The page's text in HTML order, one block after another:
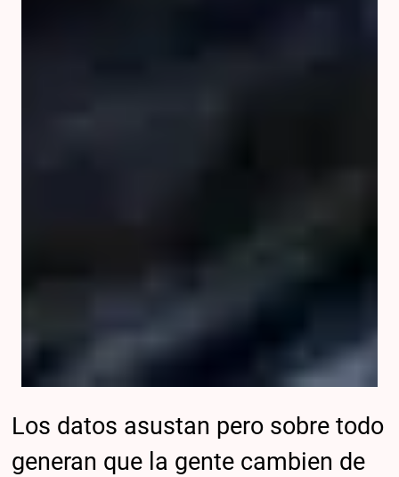
Los datos asustan pero sobre todo
generan que la gente cambien de